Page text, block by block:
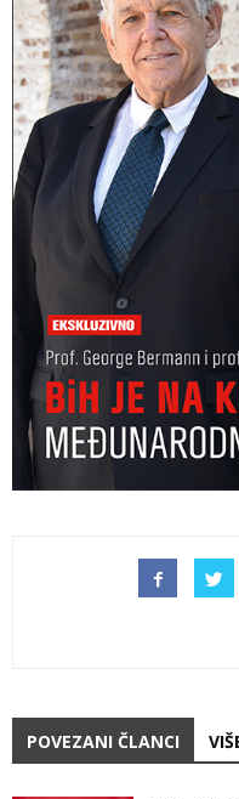
POVEZANI ČLANCI